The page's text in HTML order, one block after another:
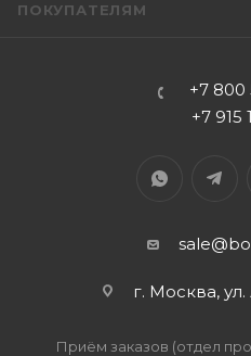
ПОКУПАТЕЛЯМ
+7 800
+7 915
г. Москва, ул.
Приём заказов (отдел